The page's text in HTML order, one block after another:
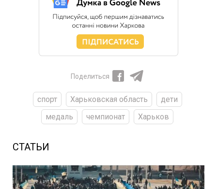
Поделиться
спорт Харьковская область
дети
медаль
чемпионат Харьков
СТАТЬИ